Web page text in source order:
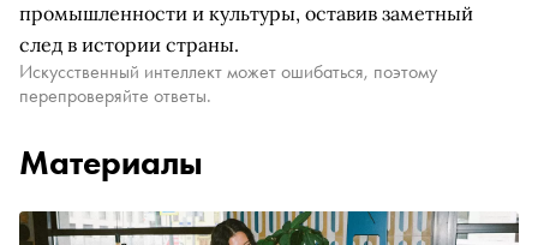
промышленности и культуры, оставив заметный
след в истории страны.
Искусственный интеллект может ошибаться, поэтому
перепроверяйте ответы.
Материалы